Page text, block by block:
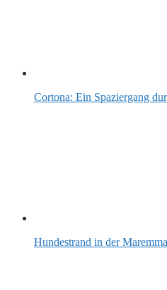
Cortona: Ein Spaziergang
Hundestrand in der